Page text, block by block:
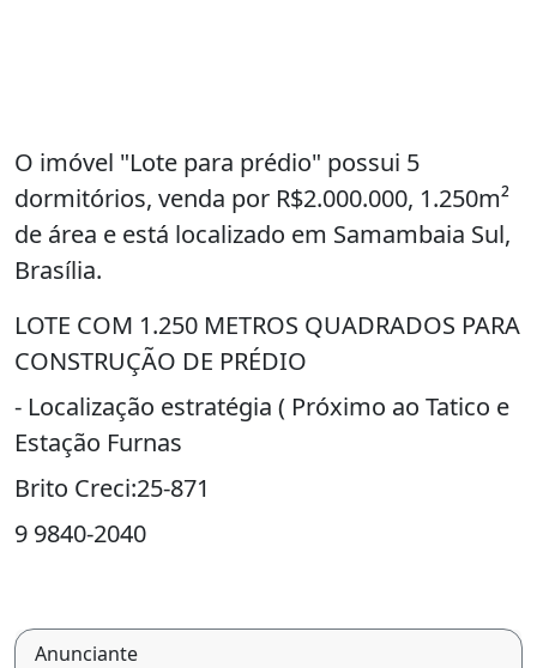
O imóvel "Lote para prédio" possui 5
dormitórios, venda por R$2.000.000, 1.250m²
de área e está localizado em Samambaia Sul,
Brasília.
LOTE COM 1.250 METROS QUADRADOS PARA
CONSTRUÇÃO DE PRÉDIO
- Localização estratégia ( Próximo ao Tatico e
Estação Furnas
Brito Creci:25-871
9 9840-2040
Anunciante